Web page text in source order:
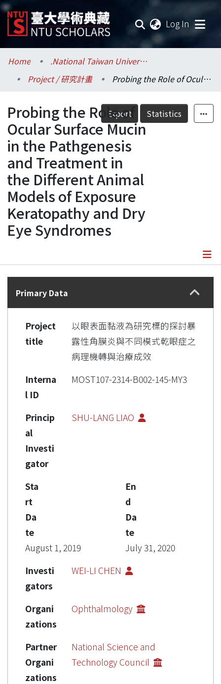
Log In
Communities & Collections
Research Outputs
Fundings & Projects
Researchers
Organizations
Statistics
Home
.National Taiwan University / 國立臺灣大學
Project / 研究計畫
Probing the Role of Ocular Surface Mucin in the Pathgenesis and Treatment in the Different Animal Models of Exposure Keratopathy and Dry Eye Syndromes
Export Statistics
Probing the Role of
Ocular Surface Mucin
in the Pathgenesis
and Treatment in
the Different Animal
Models of Exposure
Keratopathy and Dry
Eye Syndromes
Details
Primary Data
Project
title
以眼表面黏液為研究標的探討暴
露性角膜炎與不同模式乾眼症之
病理機轉與治療成效
Interna
l ID
MOST107-2314-B002-145-MY3
Princip
al
Investi
gator
SHU-LANG LIAO
Sta
rt
Da
te
August 1, 2019
En
d
Da
te
July 31, 2020
Investi
gators
WEI-LI CHEN
Organi
zations
Ophthalmology
Partner
Organi
zations
National Science and
Technology Council